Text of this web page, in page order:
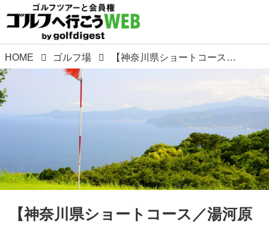
HOME ゴルフ場 【神奈川県ショートコース／湯河原カンツリー倶楽部】冬暖かく夏は涼しい、絶景のショートゲーム・パラダイス
【神奈川県ショートコース／湯河原